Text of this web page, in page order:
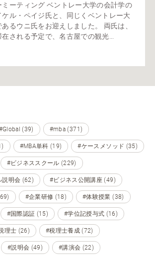
ミーティング ベントレー大学の会計学の
ル・ペイジ氏と、同じくベントレー大
るウニ氏をお迎えしました。 両氏は、
される予定で、名古屋での観光...
(39) #mba (371)
#MBA単科 (19) #ケースメソッド (35)
#ビジネススクール (229)
説明会 (62) #ビジネス公開講座 (49)
#企業研修 (18) #体験授業 (38)
#国際認証 (15) #学位記授与式 (16)
理士 (26) #税理士養成 (72)
#説明会 (49) #講演会 (22)